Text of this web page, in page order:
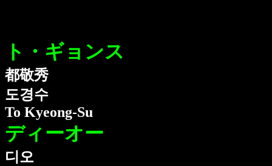
ト・ギョンス
都敬秀
도경수
To Kyeong-Su
ディーオー
디오